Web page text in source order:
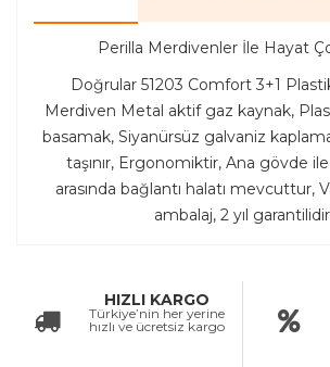
Perilla Merdivenler İle Hayat
Doğrular 51203 Comfort 3+1
Merdiven Metal aktif gaz kaynak,
basamak, Siyanürsüz galvaniz
taşınır, Ergonomiktir, Ana gövde
arasında bağlantı halatı mevcuttur,
ambalaj, 2 yıl
HIZLI KARGO
Türkiye’nin her yerine
hızlı ve ücretsiz kargo